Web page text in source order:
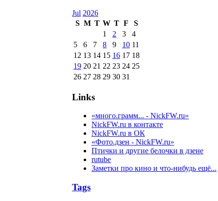
Jul 2026
S M T W T F
S
1
2 3
4
5
6 7 8 9 10 11
12 13 14 15 16 17 18
19 20 21 22 23 24 25
26 27 28 29 30 31
Links
«много.грамм... - NickFW.ru»
NickFW.ru в контакте
NickFW.ru в ОК
«Фото.дзен - NickFW.ru»
Птички и другие белочки в дзене
rutube
Заметки про кино и что-нибудь ещё...
Tags